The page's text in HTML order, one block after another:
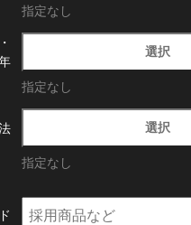
指定なし
選択
指定なし
選択
指定なし